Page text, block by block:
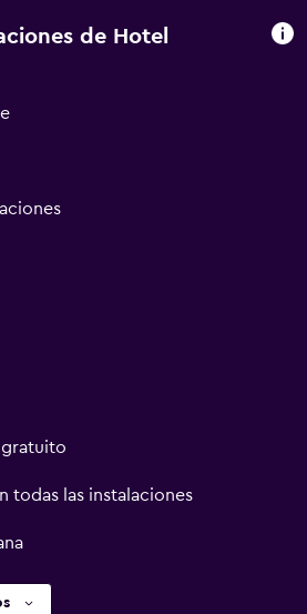
de Hotel
gratuito
todas las instalaciones